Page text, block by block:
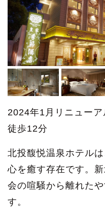
2024年1月リニュー
徒歩12分
北投馥悦温泉ホテル
心を癒す存在です。
会の喧騒から離れた
す。